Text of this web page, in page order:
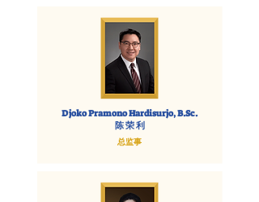
Djoko Pramono Hardisurjo, B.Sc.
​陈 荣 利
总监事